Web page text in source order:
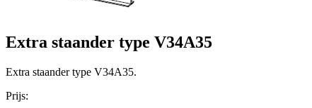
Extra staander type V34A35
Extra staander type V34A35.
Prijs: